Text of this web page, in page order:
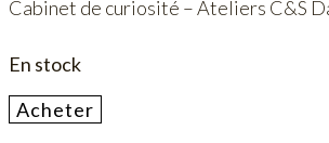
Cabinet de curiosité – Ateliers C&S
En stock
quantité
de
Acheter